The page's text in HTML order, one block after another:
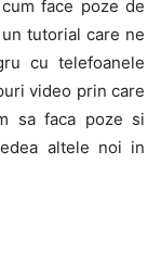
face poze de
tutorial care ne
cu telefoanele
video prin care
sa faca poze si
altele noi in